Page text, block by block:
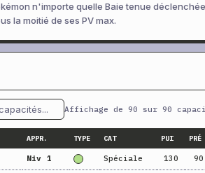
n'importe quelle Baie tenue déclenchée
la moitié de ses PV max.
Affichage de 90 sur 90
APPR. TYPE CAT PUI PRÉ
Niv 1 Spéciale 130 90